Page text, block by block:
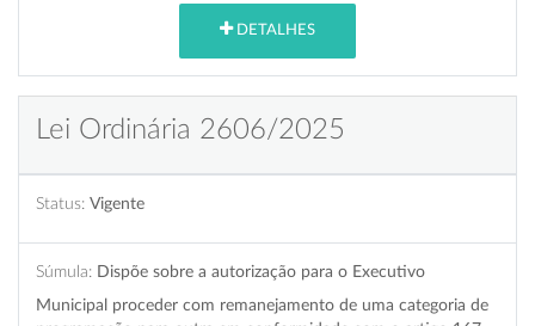
DETALHES
Lei Ordinária 2606/2025
Status: Vigente
Súmula: Dispõe sobre a autorização para o Executivo
Municipal proceder com remanejamento de uma categoria de